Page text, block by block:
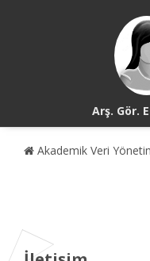
Arş. Gör.
Akademik Veri